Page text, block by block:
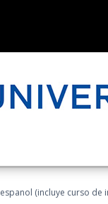
(incluye curso de